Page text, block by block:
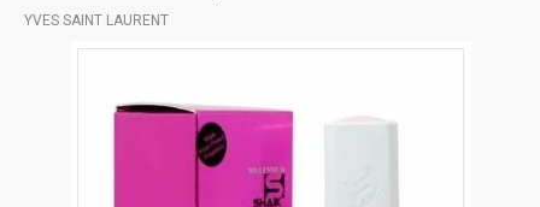
YVES SAINT LAURENT